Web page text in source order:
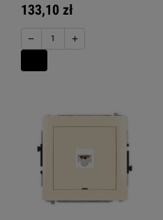
133,10 zł
− +